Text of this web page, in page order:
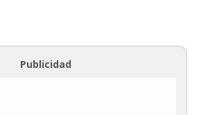
Publicidad